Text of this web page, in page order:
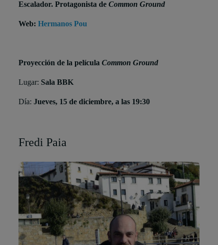
Escalador. Protagonista de Common Ground
Web: Hermanos Pou
Proyección de la película Common Ground
Lugar: Sala BBK
Día: Jueves, 15 de diciembre, a las 19:30
Fredi Paia